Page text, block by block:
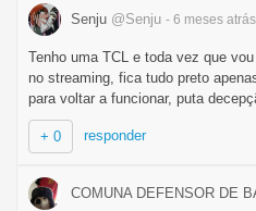
Senju @Senju - 6 meses atrás
Tenho uma TCL e toda vez que
no streaming, fica tudo preto
para voltar a funcionar, puta
+ 0 responder
COMUNA DEFENSOR DE